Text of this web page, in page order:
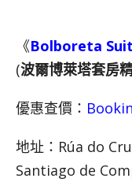
《Bolboreta
(波爾博萊塔套房
優惠查價：
地址：Rúa do
Santiago de